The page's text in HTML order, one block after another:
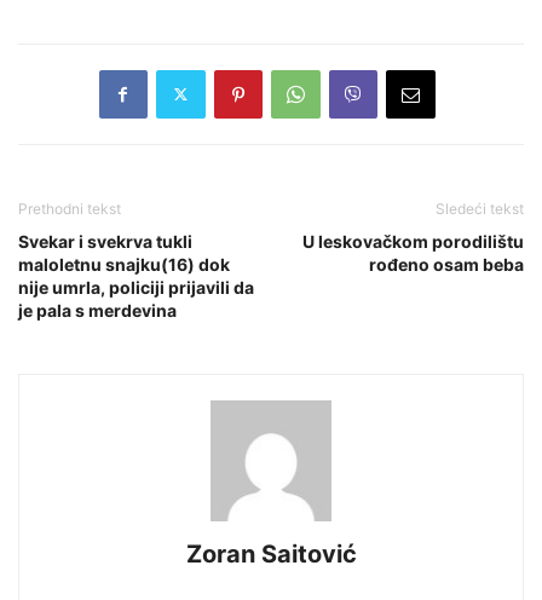
Prethodni tekst
Svekar i svekrva tukli
maloletnu snajku(16) dok
nije umrla, policiji prijavili da
je pala s merdevina
Sledeći tekst
U leskovačkom porodilištu
rođeno osam beba
Zoran Saitović